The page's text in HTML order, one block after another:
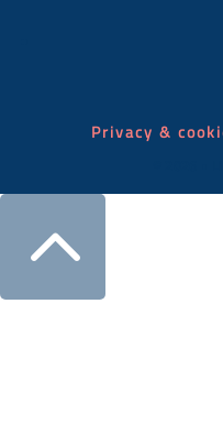
Privacy &